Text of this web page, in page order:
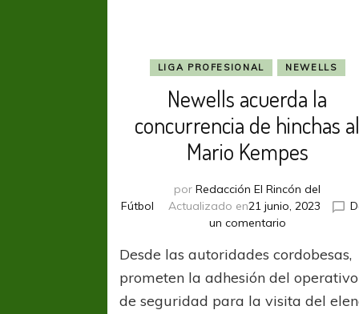
LIGA PROFESIONAL NEWELLS
Newells acuerda la
concurrencia de hinchas al
Mario Kempes
porRedacción El Rincón del
Fútbol
Actualizado en21 junio, 2023
un comentarioen
acuerda
la
concurrencia
de
Desde las autoridades cordobesas,
prometen la adhesión del operativo
de seguridad para la visita del